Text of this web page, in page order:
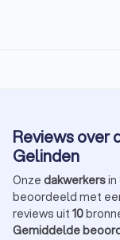
Reviews over
Gelinden
Onze dakwerkersin
beoordeeld met
reviews uit 10
Gemiddelde